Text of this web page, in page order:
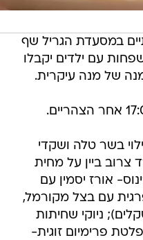
במסעדת הגריל שף
עם ילדים יקבלו
של מנה עיקרית.
בשר טלה ושקדי
צרוב ביין על מחית
ג'ינוס- אורז יסמין עם
עם בצל מקורמל,
יער ובייבי תרד (54 שקלים); ניוקי שחיתות
(54 שקלים); פלטת פרימיום זוגית-